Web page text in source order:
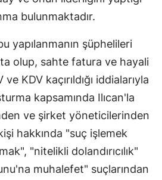
bulunmaktadır.
yapılanmanın şüphelileri
olup, sahte fatura ve hayali
KDV kaçırıldığı iddialarıyla
kapsamında Ilıcan'la
ve şirket yöneticilerinden
hakkında "suç işlemek
"nitelikli dolandırıcılık"
muhalefet" suçlarından